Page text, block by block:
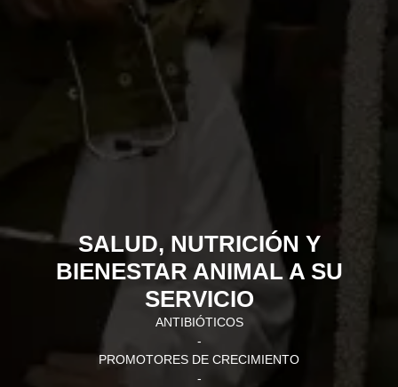
SALUD, NUTRICIÓN Y
BIENESTAR ANIMAL A SU
SERVICIO
ANTIBIÓTICOS
-
PROMOTORES DE CRECIMIENTO
-